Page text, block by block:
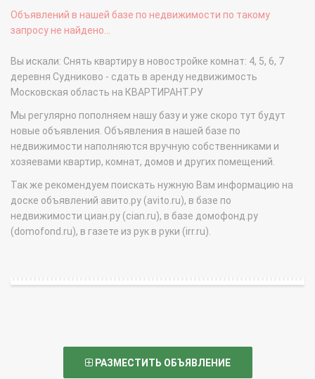
Объявлений в нашей базе по недвижимости по такому
запросу не найдено...
Вы искали: Снять квартиру в новостройке комнат: 4, 5, 6, 7
деревня Судниково - сдать в аренду недвижимость
Московская область на КВАРТИРАНТ.РУ
Мы регулярно пополняем нашу базу и уже скоро тут будут
новые объявления. Объявления в нашей базе по
недвижимости наполняются вручную собственниками и
хозяевами квартир, комнат, домов и других помещений.
Так же рекомендуем поискать нужную Вам информацию на
доске объявлений авито.ру (avito.ru), в базе по
недвижимости циан.ру (cian.ru), в базе домофонд.ру
(domofond.ru), в газете из рук в руки (irr.ru).
РАЗМЕСТИТЬ ОБЪЯВЛЕНИЕ